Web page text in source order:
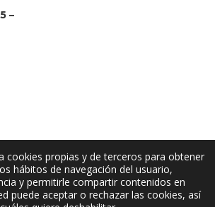
–
cookies propias y de terceros para obtener
hábitos de navegación del usuario,
y permitirle compartir contenidos en
puede aceptar o rechazar las cookies, así